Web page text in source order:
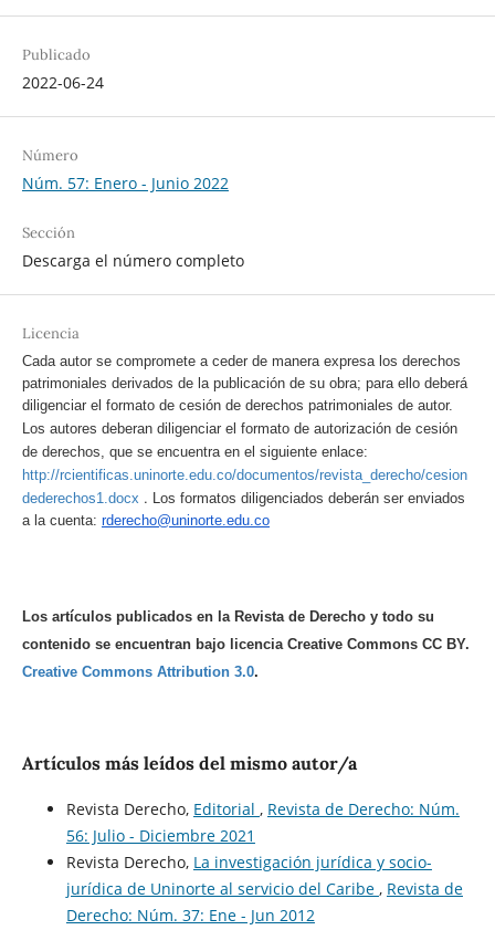
Publicado
2022-06-24
Número
Núm. 57: Enero - Junio 2022
Sección
Descarga el número completo
Licencia
Cada autor se compromete a ceder de manera expresa los derechos
patrimoniales derivados de la publicación de su obra; para ello deberá
diligenciar el formato de cesión de derechos patrimoniales de autor.
Los autores deberan diligenciar el formato de autorización de cesión
de derechos, que se encuentra en el siguiente enlace:
http://rcientificas.uninorte.edu.co/documentos/revista_derecho/cesion
dederechos1.docx . Los formatos diligenciados deberán ser enviados
a la cuenta: rderecho@uninorte.edu.co
Los artículos publicados en la Revista de Derecho y todo su
contenido se encuentran bajo licencia Creative Commons CC BY.
Creative Commons Attribution 3.0.
Artículos más leídos del mismo autor/a
Revista Derecho, Editorial , Revista de Derecho: Núm.
56: Julio - Diciembre 2021
Revista Derecho, La investigación jurídica y socio-
jurídica de Uninorte al servicio del Caribe , Revista de
Derecho: Núm. 37: Ene - Jun 2012